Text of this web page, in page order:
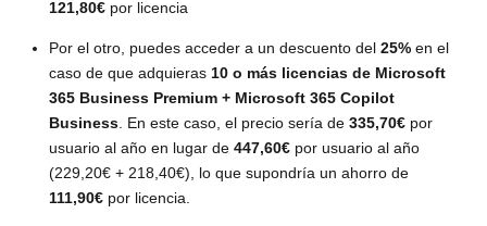
121,80€por licencia
Por el otro, puedes acceder a un descuento del 25%en el
caso de que adquieras 10 o más licencias de Microsoft
365 Business Premium + Microsoft 365 Copilot
Business. En este caso, el precio sería de 335,70€por
usuario al año en lugar de 447,60€por usuario al año
(229,20€ + 218,40€), lo que supondría un ahorro de
111,90€por licencia.